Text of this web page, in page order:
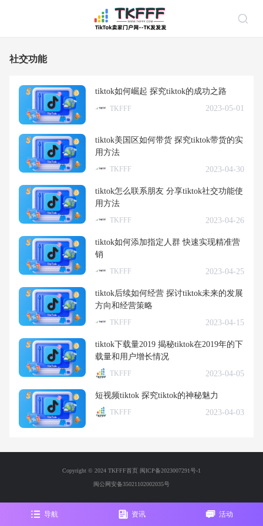
社交功能
tiktok如何崛起 探究tiktok的成功之路
TKFFF 2023-05-01
tiktok美国区如何带货 探究tiktok带货的实
用方法
TKFFF 2023-04-30
tiktok怎么联系朋友 分享tiktok社交功能使
用方法
TKFFF 2023-04-26
tiktok如何添加指定人群 快速实现精准营
销
TKFFF 2023-04-25
tiktok后续如何经营 探讨tiktok未来的发展
方向和经营策略
TKFFF 2023-04-15
tiktok下载量2019 揭秘tiktok在2019年的下
载量和用户增长情况
TKFFF 2023-04-05
短视频tiktok 探究tiktok的神秘魅力
TKFFF 2023-04-03
Copyright © 2024 TKFFF首页 闽ICP备2023007291号-1
闽公网安备35021102002035号
导航 资讯 活动